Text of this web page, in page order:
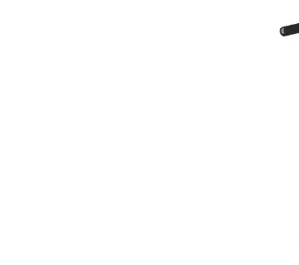
elektrokoloběžka inokim ox super